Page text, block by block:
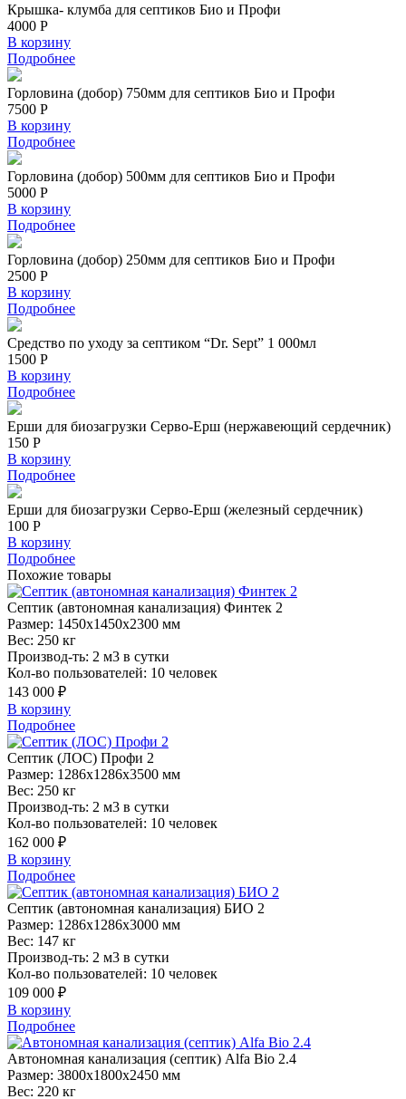
Крышка- клумба для септиков Био и Профи
4000 Р
В корзину
Подробнее
Горловина (добор) 750мм для септиков Био и Профи
7500 Р
В корзину
Подробнее
Горловина (добор) 500мм для септиков Био и Профи
5000 Р
В корзину
Подробнее
Горловина (добор) 250мм для септиков Био и Профи
2500 Р
В корзину
Подробнее
Средство по уходу за септиком “Dr. Sept” 1 000мл
1500 Р
В корзину
Подробнее
Ерши для биозагрузки Серво-Ерш (нержавеющий сердечник)
150 Р
В корзину
Подробнее
Ерши для биозагрузки Серво-Ерш (железный сердечник)
100 Р
В корзину
Подробнее
Похожие товары
Септик (автономная канализация) Финтек 2
Размер: 1450x1450x2300 мм
Вес: 250 кг
Производ-ть: 2 м3 в сутки
Кол-во пользователей: 10 человек
143 000 ₽
В корзину
Подробнее
Септик (ЛОС) Профи 2
Размер: 1286x1286x3500 мм
Вес: 250 кг
Производ-ть: 2 м3 в сутки
Кол-во пользователей: 10 человек
162 000 ₽
В корзину
Подробнее
Септик (автономная канализация) БИО 2
Размер: 1286x1286x3000 мм
Вес: 147 кг
Производ-ть: 2 м3 в сутки
Кол-во пользователей: 10 человек
109 000 ₽
В корзину
Подробнее
Автономная канализация (септик) Alfa Bio 2.4
Размер: 3800x1800x2450 мм
Вес: 220 кг